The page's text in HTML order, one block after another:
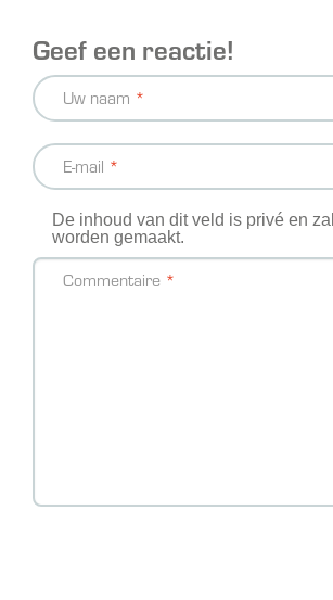
Geef een reactie!
Uw naam
E-mail
De inhoud van dit veld is privé en
worden gemaakt.
Commentaire